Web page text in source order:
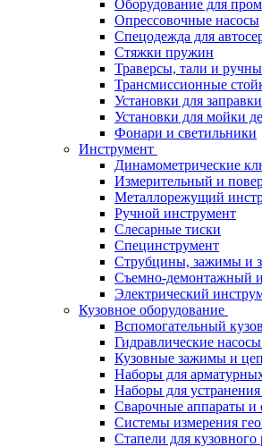
Оборудование для
Опрессовочные насосы
Спецодежда для
Стяжки пружин
Траверсы, тали и
Трансмиссионные
Установки для
Установки для мойки
Фонари и светильники
Инструмент
Динамометрические
Измерительный и
Металлорежущий
Ручной инструмент
Слесарные тиски
Специнструмент
Струбцины, зажимы и
Съемно-демонтажный
Электрический
Кузовное оборудование
Вспомогательный
Гидравлические
Кузовные зажимы и
Наборы для
Наборы для
Сварочные аппараты и
Системы измерения
Стапели для кузовного